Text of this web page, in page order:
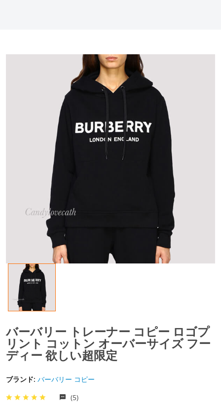
バーバリー トレーナー コピー ロゴプ
リント コットン オーバーサイズ フー
ディー 欲しい超限定
ブランド: バーバリー コピー
(5)